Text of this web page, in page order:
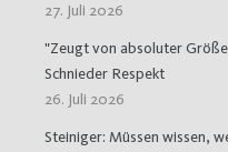
27. Juli 2026
"Zeugt von absoluter
Schnieder Respekt
26. Juli 2026
Steiniger: Müssen wissen,